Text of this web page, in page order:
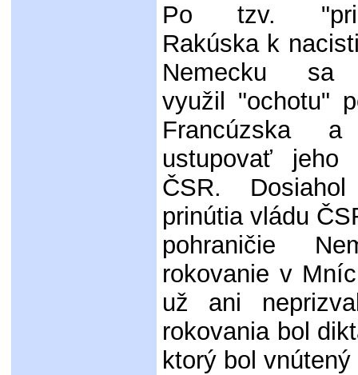
Po tzv.
Rakúska k
Nemecku sa
využil "ochotu"
Francúzska
ustupovať jeho
ČSR.
prinútia vládu
pohraničie
rokovanie v
už ani
rokovania bol
ktorý bol